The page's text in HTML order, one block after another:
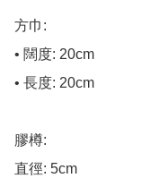
方巾:
• 闊度: 20cm
• 長度: 20cm
膠樽:
直徑: 5cm